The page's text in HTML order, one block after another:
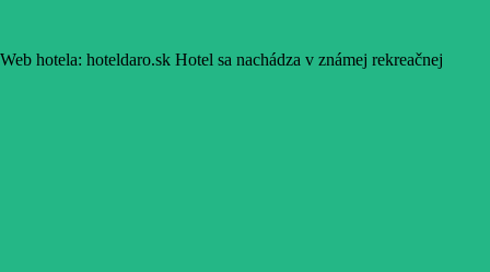
hotela: hoteldaro.sk Hotel sa nachádza v známej rekreačnej